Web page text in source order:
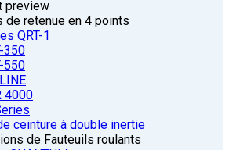
de retenue en 4 points
QRT-1
350
550
4000
ceinture à double inertie
de Fauteuils roulants